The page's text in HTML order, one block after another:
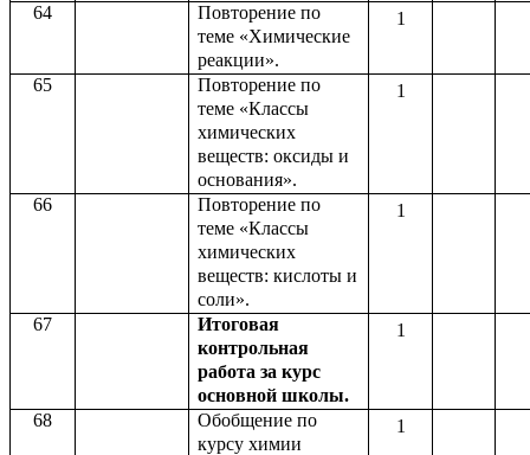
64
Повторение по
теме «Химические
реакции».
1
65
Повторение по
теме «Классы
химических
веществ: оксиды и
основания».
1
66
Повторение по
теме «Классы
химических
веществ: кислоты и
соли».
1
67
Итоговая
контрольная
работа за курс
основной школы.
1
68
Обобщение по
курсу химии
1